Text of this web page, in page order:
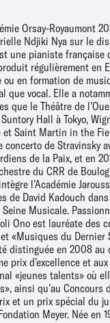
Orsay-Royaumont
Ndjiki Nya sur le
une pianiste française
régulièrement en
en formation de
que vocal. Elle a
que le Théâtre de
Hall à Tokyo,
et Saint Martin in the
concerto de Stravinsky
de la Paix, et en
du CRR de
l’Académie
de David Kadouch
Musicale.
Ono est lauréate des
«Musiques du Dernier
distinguée en 2008 au
prix d’excellence et
«jeunes talents» où
ainsi qu’au Concours
et un prix spécial du
Meyer. Née en